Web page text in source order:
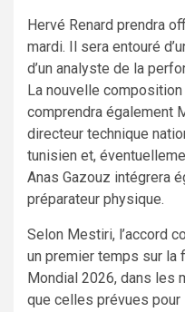
Hervé Renard prendra
mardi. Il sera entouré
d’un analyste de la
La nouvelle
comprendra également
directeur technique
tunisien et,
Anas Gazouz intégrera
préparateur physique.
Selon Mestiri, l’accord
un premier temps sur la
Mondial 2026, dans les
que celles prévues pour